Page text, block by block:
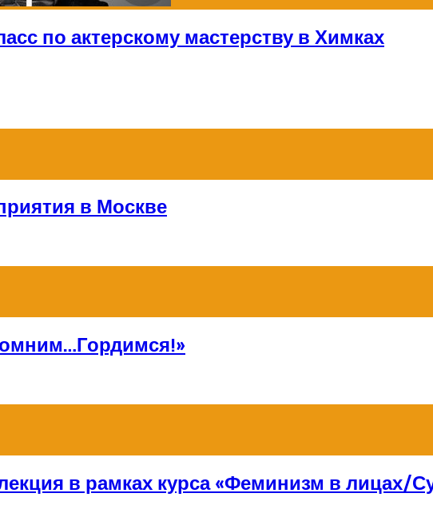
по актерскому мастерству в Химках
в Москве
в рамках курса «Феминизм в лицах/